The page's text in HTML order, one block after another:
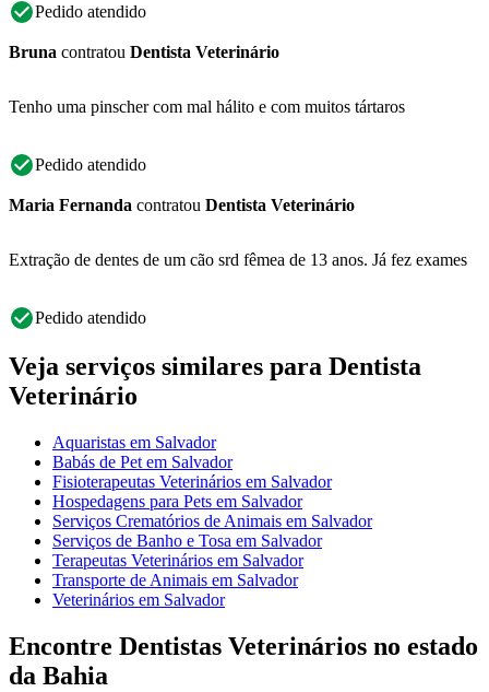
Pedido atendido
Bruna contratou Dentista Veterinário
Tenho uma pinscher com mal hálito e com muitos tártaros
Pedido atendido
Maria Fernanda contratou Dentista Veterinário
Extração de dentes de um cão srd fêmea de 13 anos. Já fez exames
Pedido atendido
Veja serviços similares para Dentista
Veterinário
Aquaristas em Salvador
Babás de Pet em Salvador
Fisioterapeutas Veterinários em Salvador
Hospedagens para Pets em Salvador
Serviços Crematórios de Animais em Salvador
Serviços de Banho e Tosa em Salvador
Terapeutas Veterinários em Salvador
Transporte de Animais em Salvador
Veterinários em Salvador
Encontre Dentistas Veterinários no estado
da Bahia